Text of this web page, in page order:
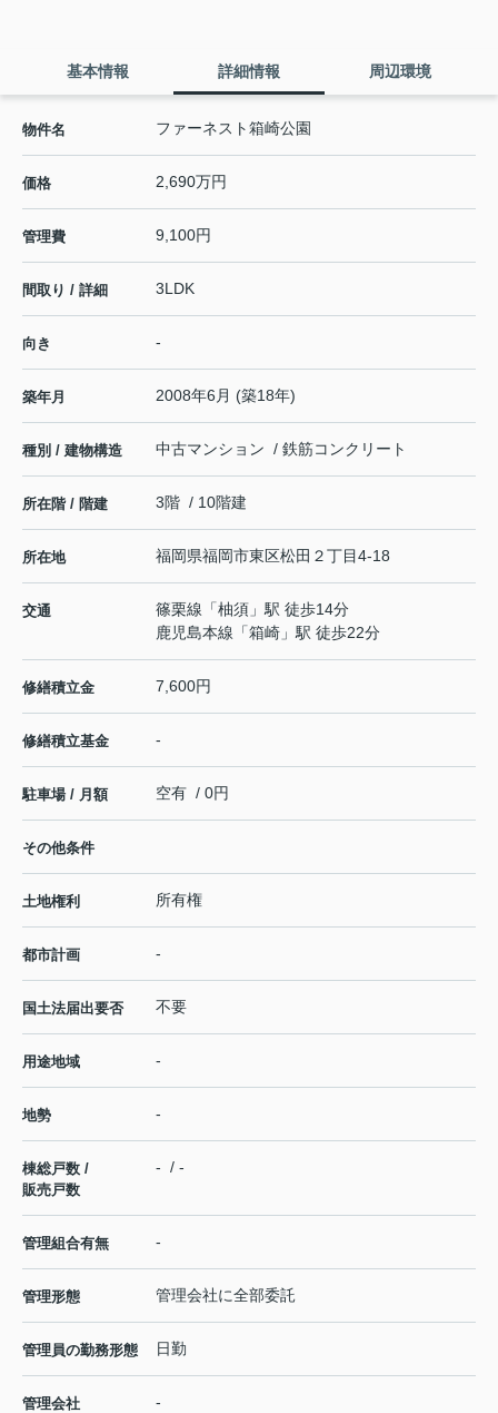
基本情報 詳細情報 周辺環境
物件名 ファーネスト箱崎公園
価格 2,690万円
管理費 9,100円
間取り / 詳細 3LDK
向き -
築年月 2008年6月 (築18年)
種別 / 建物構造 中古マンション / 鉄筋コンクリート
所在階 / 階建 3階 / 10階建
所在地 福岡県福岡市東区松田 ２丁目4-18
交通 篠栗線 「柚須 」駅 徒歩14分
鹿児島本線 「箱崎 」駅 徒歩22分
修繕積立金 7,600円
修繕積立基金 -
駐車場 / 月額 空有 / 0円
その他条件
土地権利 所有権
都市計画 -
国土法届出要否 不要
用途地域 -
地勢 -
棟総戸数 /
販売戸数
- / -
管理組合有無 -
管理形態 管理会社に全部委託
管理員の勤務形態 日勤
管理会社 -